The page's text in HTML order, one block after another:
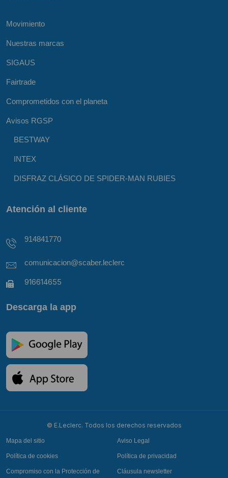
Movimiento
Nuestras marcas
SIGAUS
Fairtrade
Comprometidos con el planeta
Avisos RGSP
BESTWAY
INTEX
DISFRAZ CLÁSICO DE SPIDER-MAN RUBIES
Atención al cliente
914841770
comunicacion@scaber.leclerc
916614655
Descarga la app
© E.Leclerc. Todos los derechos reservados
Mapa del sitio Aviso Legal
Política de cookies Política de privacidad
Compromiso con la Protección de
Cláusula newsletter